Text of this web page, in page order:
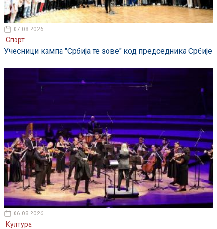
07.08.2026
Спорт
Учесници кампа "Србија те зове" код председника Србије
06.08.2026
Култура